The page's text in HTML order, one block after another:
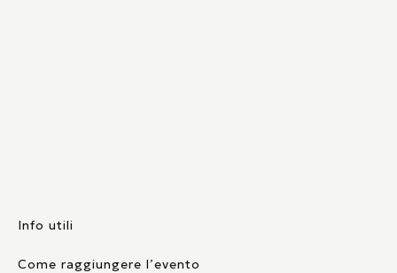
Info utili
Come raggiungere l’evento